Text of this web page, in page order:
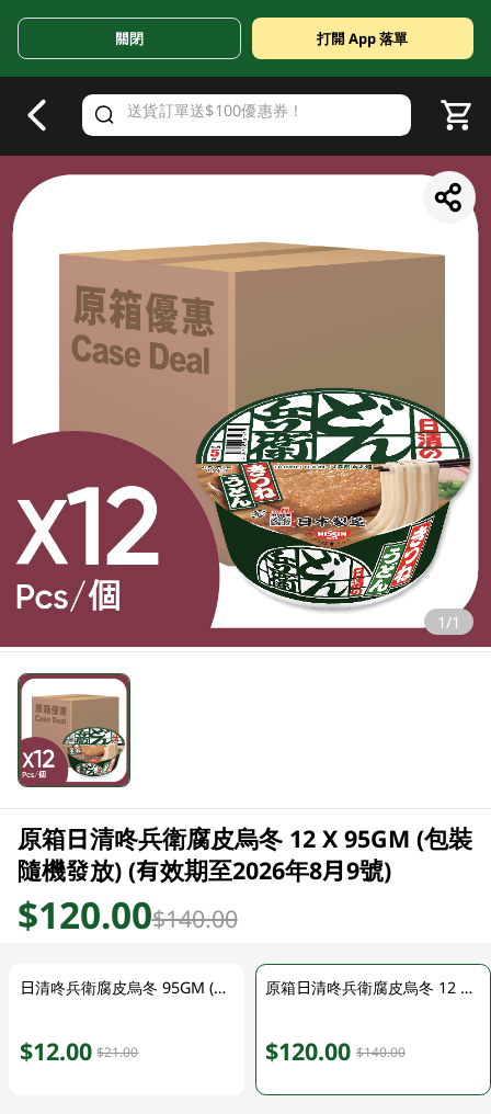
Valid Until 30 June 2026
關閉 打開 App 落單
1/1
原箱日清咚兵衛腐皮烏冬 12 X 95GM (包裝
隨機發放) (有效期至2026年8月9號)
$120.00$140.00
日清咚兵衛腐皮烏冬 95GM (包裝隨機發放)
$12.00 $21.00
原箱日清咚兵衛腐皮烏冬 12 X 95GM (包裝隨機發放) (有效期至2026年8月9號)
$120.00 $140.00